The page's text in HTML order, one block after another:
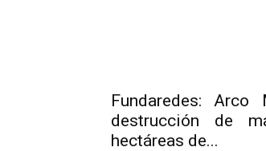
Fundaredes: Arco
destrucción de
hectáreas de...